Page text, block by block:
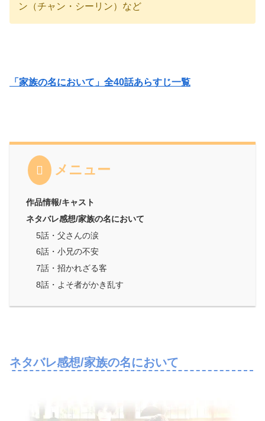
ン（チャン・シーリン）など
「家族の名において」全40話あらすじ一覧
メニュー
作品情報/キャスト
ネタバレ感想/家族の名において
5話・父さんの涙
6話・小兄の不安
7話・招かれざる客
8話・よそ者がかき乱す
ネタバレ感想/家族の名において